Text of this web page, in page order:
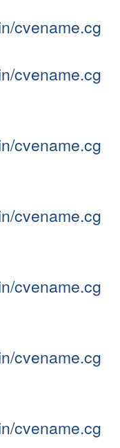
cvename.cg
cvename.cg
cvename.cg
cvename.cg
cvename.cg
cvename.cg
cvename.cg